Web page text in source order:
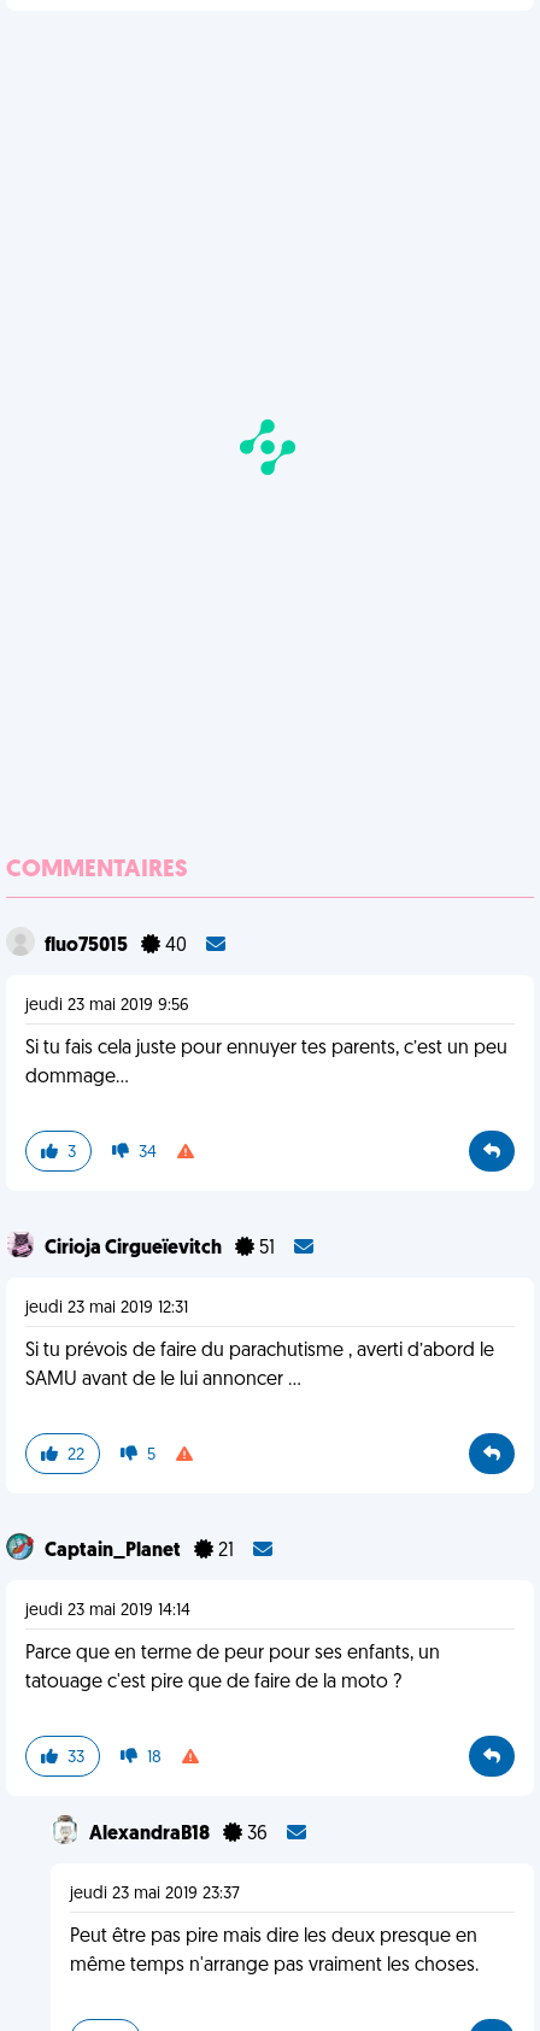
COMMENTAIRES
fluo75015 40
jeudi 23 mai 2019 9:56
Si tu fais cela juste pour ennuyer tes parents, c’est un peu
dommage...
3 34
Cirioja Cirgueïevitch 51
jeudi 23 mai 2019 12:31
Si tu prévois de faire du parachutisme , averti d’abord le
SAMU avant de le lui annoncer ...
22 5
Captain_Planet 21
jeudi 23 mai 2019 14:14
Parce que en terme de peur pour ses enfants, un
tatouage c'est pire que de faire de la moto ?
33 18
AlexandraB18 36
jeudi 23 mai 2019 23:37
Peut être pas pire mais dire les deux presque en
même temps n'arrange pas vraiment les choses.